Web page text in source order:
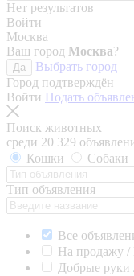
Нет результатов
Войти
Москва
Ваш город Москва?
Да
Выбрать город
Город подтверждён
Войти Подать
Поиск животных
среди 20 329
Кошки
Собаки
Тип объявления
Все
На продажу /
Добрые руки